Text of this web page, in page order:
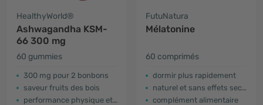
HealthyWorld®
Ashwagandha KSM-
66 300 mg
60 gummies
300 mg pour 2 bonbons
saveur fruits des bois
performance physique et mentale
FutuNatura
Mélatonine
60 comprimés
dormir plus rapidement
naturel et sans effets secondaires
complément alimentaire